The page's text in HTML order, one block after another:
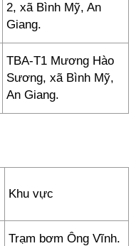
2, xã Bình Mỹ, An
Giang.
TBA-T1 Mương Hào
Sương, xã Bình Mỹ,
An Giang.
Khu vực
Trạm bơm Ông Vĩnh.